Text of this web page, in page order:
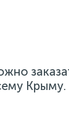
Крыму.